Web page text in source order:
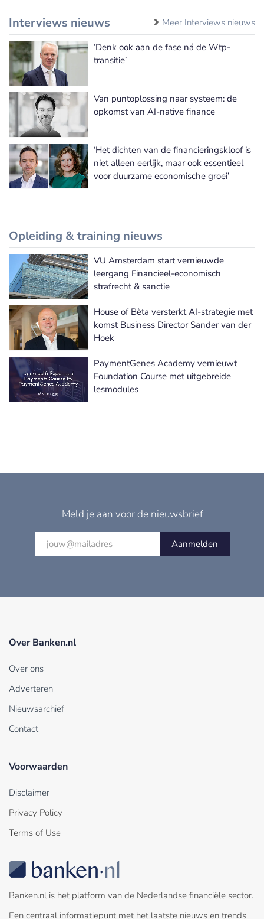
Interviews nieuws Meer Interviews nieuws
‘Denk ook aan de fase ná de Wtp-
transitie’
Van puntoplossing naar systeem: de
opkomst van AI-native finance
‘Het dichten van de financieringskloof is
niet alleen eerlijk, maar ook essentieel
voor duurzame economische groei’
Opleiding & training nieuws
Meer Opleiding & training nieuws
VU Amsterdam start vernieuwde
leergang Financieel-economisch
strafrecht & sanctie
House of Bèta versterkt AI-strategie met
komst Business Director Sander van der
Hoek
PaymentGenes Academy vernieuwt
Foundation Course met uitgebreide
lesmodules
Meld je aan voor de nieuwsbrief
Aanmelden
Over Banken.nl
Over ons
Adverteren
Nieuwsarchief
Contact
Voorwaarden
Disclaimer
Privacy Policy
Terms of Use
Banken.nl is het platform van de Nederlandse financiële sector.
Een centraal informatiepunt met het laatste nieuws en trends